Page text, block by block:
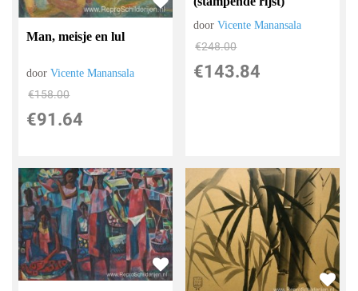
Man, meisje en lul
doorVicente Manansala
€158.00
€91.64
doorVicente Manansala
€248.00
€143.84